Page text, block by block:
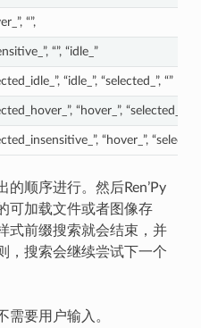
“”,
“”, “idle_”
“idle_”, “selected_”, “”
“hover_”, “selected_”, “”
“hover_”,
顺序进行。然后Ren’Py
可加载文件或者图像存
式前缀搜索就会结束，并
，搜索会继续尝试下一个
需要用户输入。